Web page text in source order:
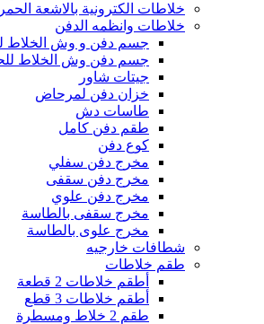
خلاطات الكترونية بالاشعة
خلاطات وانظمه الدفن
جسم دفن و وش الخلاط
جسم دفن وش الخلاط
جيتات شاور
خزان دفن لمرحاض
طاسات دش
طقم دفن كامل
كوع دفن
مخرج دفن سفلي
مخرج دفن سقفى
مخرج دفن علوي
مخرج سقفى بالطاسة
مخرج علوى بالطاسة
شطافات خارجيه
طقم خلاطات
أطقم خلاطات 2 قطعة
أطقم خلاطات 3 قطع
طقم 2 خلاط ومسطرة